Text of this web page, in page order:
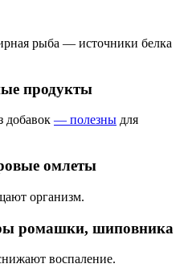
рыба — источники белка
продукты
добавок — полезны для
омлеты
организм.
ромашки, шиповника
воспаление.